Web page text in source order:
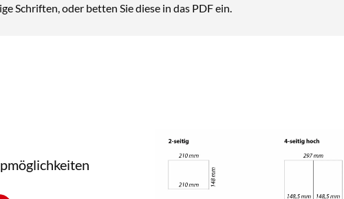
Schriften, oder betten Sie diese in das PDF ein.